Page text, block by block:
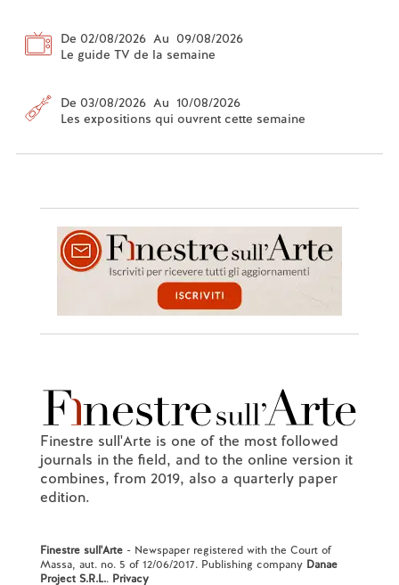
De 02/08/2026 Au 09/08/2026
Le guide TV de la semaine
De 03/08/2026 Au 10/08/2026
Les expositions qui ouvrent cette semaine
Finestre sull'Arte is one of the most followed
journals in the field, and to the online version it
combines, from 2019, also a quarterly paper
edition.
Finestre sull'Arte- Newspaper registered with the Court of
Massa, aut. no. 5 of 12/06/2017. Publishing company Danae
Project S.R.L.. Privacy